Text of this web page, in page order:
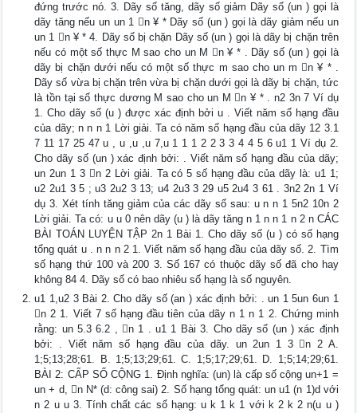
đứng trước nó. 3. Dãy số tăng, dãy số giảm Dãy số (un ) gọi là
dãy tăng nếu un un 1 n ¥ * Dãy số (un ) gọi là dãy giảm nếu un
un 1 n ¥ * 4. Dãy số bị chặn Dãy số (un ) gọi là dãy bị chặn trên
nếu có một số thực M sao cho un M n ¥ * . Dãy số (un ) gọi là
dãy bị chặn dưới nếu có một số thực m sao cho un m n ¥ * .
Dãy số vừa bị chặn trên vừa bị chặn dưới gọi là dãy bị chặn, tức
là tồn tại số thực dương M sao cho un M n ¥ * . n2 3n 7 Ví dụ
1. Cho dãy số (u ) được xác định bởi u . Viết năm số hạng đầu
của dãy; n n n 1 Lời giải. Ta có năm số hạng đầu của dãy 12 3.1
7 11 17 25 47 u , u ,u ,u 7,u 1 1 1 2 2 3 3 4 4 5 6 u1 1 Ví dụ 2.
Cho dãy số (un ) xác định bởi: . Viết năm số hạng đầu của dãy;
un 2un 1 3 n 2 Lời giải. Ta có 5 số hạng đầu của dãy là: u1 1;
u2 2u1 3 5 ; u3 2u2 3 13; u4 2u3 3 29 u5 2u4 3 61 . 3n2 2n 1 Ví
dụ 3. Xét tính tăng giảm của các dãy số sau: u n n 1 5n2 10n 2
Lời giải. Ta có: u u 0 nên dãy (u ) là dãy tăng n 1 n n 1 n 2 n CÁC
BÀI TOÁN LUYỆN TẬP 2n 1 Bài 1. Cho dãy số (u ) có số hạng
tổng quát u . n n n 2 1. Viết năm số hạng đầu của dãy số. 2. Tìm
số hạng thứ 100 và 200 3. Số 167 có thuộc dãy số đã cho hay
không 84 4. Dãy số có bao nhiêu số hạng là số nguyên.
u1 1,u2 3 Bài 2. Cho dãy số (an ) xác định bởi: . un 1 5un 6un 1
n 2 1. Viết 7 số hạng đầu tiên của dãy n 1 n 1 2. Chứng minh
rằng: un 5.3 6.2 , n 1 . u1 1 Bài 3. Cho dãy số (un ) xác định
bởi: . Viết năm số hạng đầu của dãy. un 2un 1 3 n 2 A.
1;5;13;28;61. B. 1;5;13;29;61. C. 1;5;17;29;61. D. 1;5;14;29;61.
BÀI 2: CẤP SỐ CỘNG 1. Định nghĩa: (un) là cấp số cộng un+1 =
un + d, n N* (d: công sai) 2. Số hạng tổng quát: un u1 (n 1)d với
n 2 u u 3. Tính chất các số hạng: u k 1 k 1 với k 2 k 2 n(u u )